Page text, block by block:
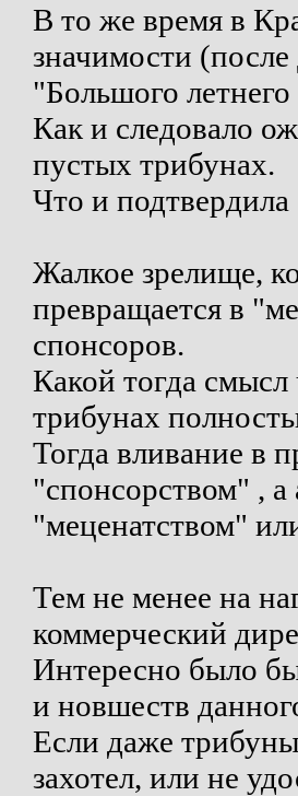
В то же время в
значимости
"Большого
Как и следовало
пустых трибунах.
Что и подтвердила
Жалкое зрелище,
превращается в
спонсоров.
Какой тогда смысл
трибунах
Тогда вливание в
"спонсорством" ,
"меценатством"
Тем не менее на
коммерческий
Интересно было
и новшеств
Если даже
захотел, или не